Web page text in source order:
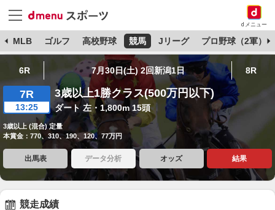
dメニュー
MLB ゴルフ 高校野球 競馬 Jリーグ プロ野球（2軍）
6R 7月30日(土) 2回新潟1日 8R
7R
13:25
3歳以上1勝クラス(500万円以下)
ダート 左・1,800m 15頭
3歳以上 (混合) 定量
本賞金：770、310、190、120、77万円
出馬表 データ分析 オッズ 結果
競走成績